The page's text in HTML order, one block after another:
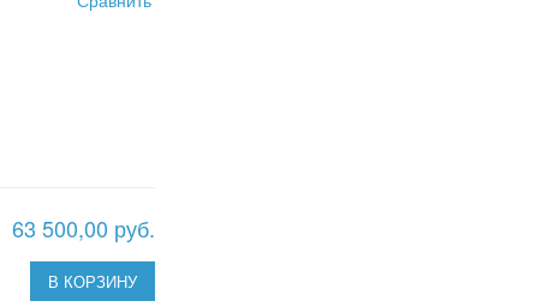
63 500,00 руб.
В КОРЗИНУ